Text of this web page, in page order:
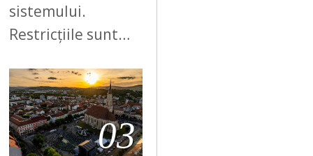
sistemului.
Restricțiile sunt…
03